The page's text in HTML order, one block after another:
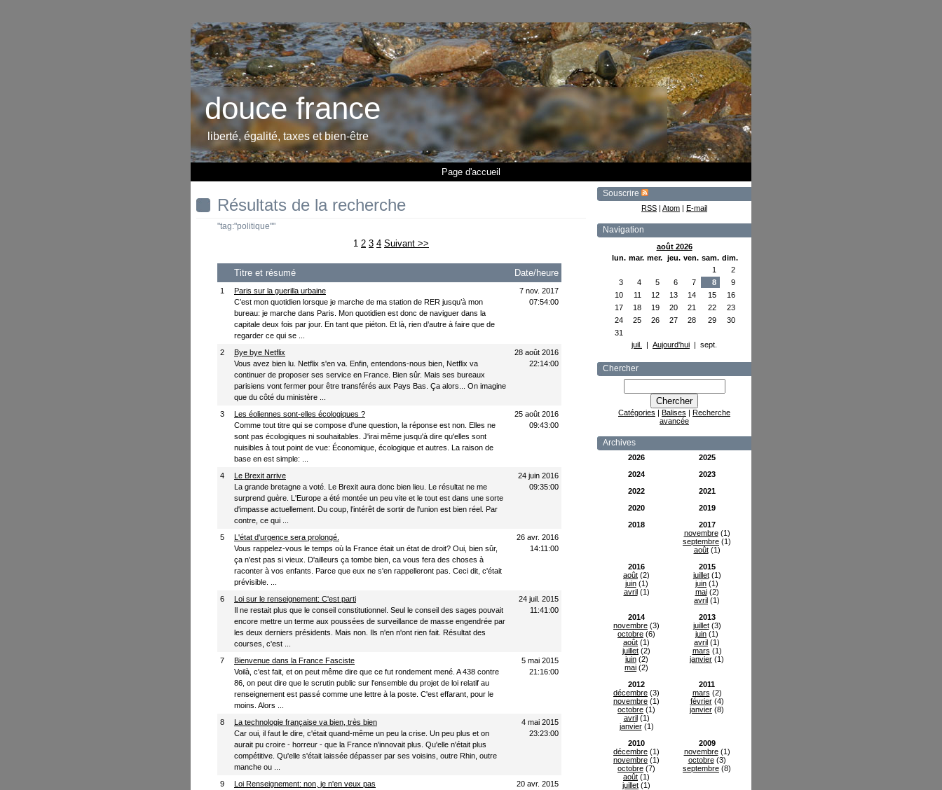
douce france
liberté, égalité, taxes et bien-être
Page d'accueil
Souscrire
RSS | Atom | E-mail
Navigation
août 2026
lun. mar. mer. jeu. ven. sam. dim.
1
2
3
4 5 6 7 8
9
10
11 12 13 14 15
16
17
18 19 20 21 22
23
24
25 26 27 28 29
30
31
juil.
| Aujourd'hui | sept.
Chercher
Catégories | Balises | Recherche
avancée
Archives
2026
2025
2024
2023
2022
2021
2020
2019
2018
2017
novembre(1)
septembre (1)
août(1)
2016
août (2)
juin(1)
avril(1)
2015
juillet(1)
juin (1)
mai(2)
avril (1)
2014
novembre (3)
octobre (6)
août (1)
juillet (2)
juin(2)
mai (2)
2013
juillet(3)
juin (1)
avril (1)
mars (1)
janvier (1)
2012
décembre (3)
novembre (1)
octobre (1)
avril(1)
janvier(1)
2011
mars (2)
février(4)
janvier (8)
2010
décembre (1)
novembre (1)
octobre (7)
août (1)
juillet (1)
2009
novembre(1)
octobre(3)
septembre (8)
Résultats de la recherche
"tag:"politique""
1 2 3 4 Suivant >>
Titre et résumé Date/heure
1
Paris sur la guerilla urbaine
C’est mon quotidien lorsque je marche de ma station de RER jusqu’à mon
bureau: je marche dans Paris. Mon quotidien est donc de naviguer dans la
capitale deux fois par jour. En tant que piéton. Et là, rien d’autre à faire que de
regarder ce qui se ...
7 nov. 2017
07:54:00
2
Bye bye Netflix
Vous avez bien lu. Netflix s'en va. Enfin, entendons-nous bien, Netflix va
continuer de proposer ses service en France. Bien sûr. Mais ses bureaux
parisiens vont fermer pour être transférés aux Pays Bas. Ça alors... On imagine
que du côté du ministère ...
28 août 2016
22:14:00
3
Les éoliennes sont-elles écologiques ?
Comme tout titre qui se compose d'une question, la réponse est non. Elles ne
sont pas écologiques ni souhaitables. J'irai même jusqu'à dire qu'elles sont
nuisibles à tout point de vue: Économique, écologique et autres. La raison de
base en est simple: ...
25 août 2016
09:43:00
4
Le Brexit arrive
La grande bretagne a voté. Le Brexit aura donc bien lieu. Le résultat ne me
surprend guère. L'Europe a été montée un peu vite et le tout est dans une sorte
d'impasse actuellement. Du coup, l'intérêt de sortir de l'union est bien réel. Par
contre, ce qui ...
24 juin 2016
09:35:00
5
L'état d'urgence sera prolongé.
Vous rappelez-vous le temps où la France était un état de droit? Oui, bien sûr,
ça n'est pas si vieux. D'ailleurs ça tombe bien, ca vous fera des choses à
raconter à vos enfants. Parce que eux ne s'en rappelleront pas. Ceci dit, c'était
prévisible. ...
26 avr. 2016
14:11:00
6
Loi sur le renseignement: C'est parti
Il ne restait plus que le conseil constitutionnel. Seul le conseil des sages pouvait
encore mettre un terme aux poussées de surveillance de masse engendrée par
les deux derniers présidents. Mais non. Ils n'en n'ont rien fait. Résultat des
courses, c'est ...
24 juil. 2015
11:41:00
7
Bienvenue dans la France Fasciste
Voilà, c'est fait, et on peut même dire que ce fut rondement mené. A 438 contre
86, on peut dire que le scrutin public sur l'ensemble du projet de loi relatif au
renseignement est passé comme une lettre à la poste. C'est effarant, pour le
moins. Alors ...
5 mai 2015
21:16:00
8
La technologie française va bien, très bien
Car oui, il faut le dire, c'était quand-même un peu la crise. Un peu plus et on
aurait pu croire - horreur - que la France n'innovait plus. Qu'elle n'était plus
compétitive. Qu'elle s'était laissée dépasser par ses voisins, outre Rhin, outre
manche ou ...
4 mai 2015
23:23:00
9
Loi Renseignement: non, je n'en veux pas
20 avr. 2015